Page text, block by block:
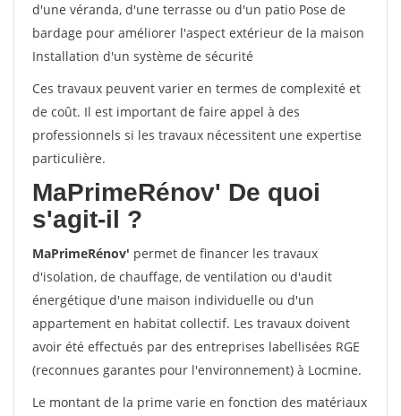
d'une véranda, d'une terrasse ou d'un patio Pose de
bardage pour améliorer l'aspect extérieur de la maison
Installation d'un système de sécurité
Ces travaux peuvent varier en termes de complexité et
de coût. Il est important de faire appel à des
professionnels si les travaux nécessitent une expertise
particulière.
MaPrimeRénov' De quoi
s'agit-il ?
MaPrimeRénov' permet de financer les travaux
d'isolation, de chauffage, de ventilation ou d'audit
énergétique d'une maison individuelle ou d'un
appartement en habitat collectif. Les travaux doivent
avoir été effectués par des entreprises labellisées RGE
(reconnues garantes pour l'environnement) à Locmine.
Le montant de la prime varie en fonction des matériaux